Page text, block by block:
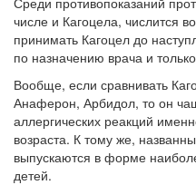
числе и Кагоцела, числится
принимать Кагоцел до
по назначению врача и
Вообще, если сравнивать
Анаферон, Арбидол, то он
аллергических реакций
возраста. К тому же,
выпускаются в форме
детей.